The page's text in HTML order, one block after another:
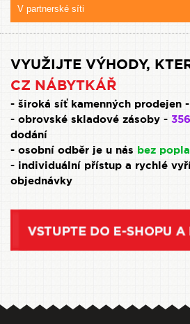
V partnerské síti
VYUŽIJTE VÝHODY,
CZ NÁBYTKÁŘ
- široká síť kamenných prodejen -
- obrovské skladové zásoby -
dodání
- osobní odběr je u nás bez
- individuální přístup a rychlé
objednávky